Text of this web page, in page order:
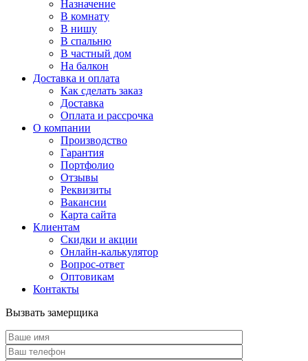
Назначение
В комнату
В нишу
В спальню
В частный дом
На балкон
Доставка и оплата
Как сделать заказ
Доставка
Оплата и рассрочка
О компании
Производство
Гарантия
Портфолио
Отзывы
Реквизиты
Вакансии
Карта сайта
Клиентам
Скидки и акции
Онлайн-калькулятор
Вопрос-ответ
Оптовикам
Контакты
Вызвать замерщика